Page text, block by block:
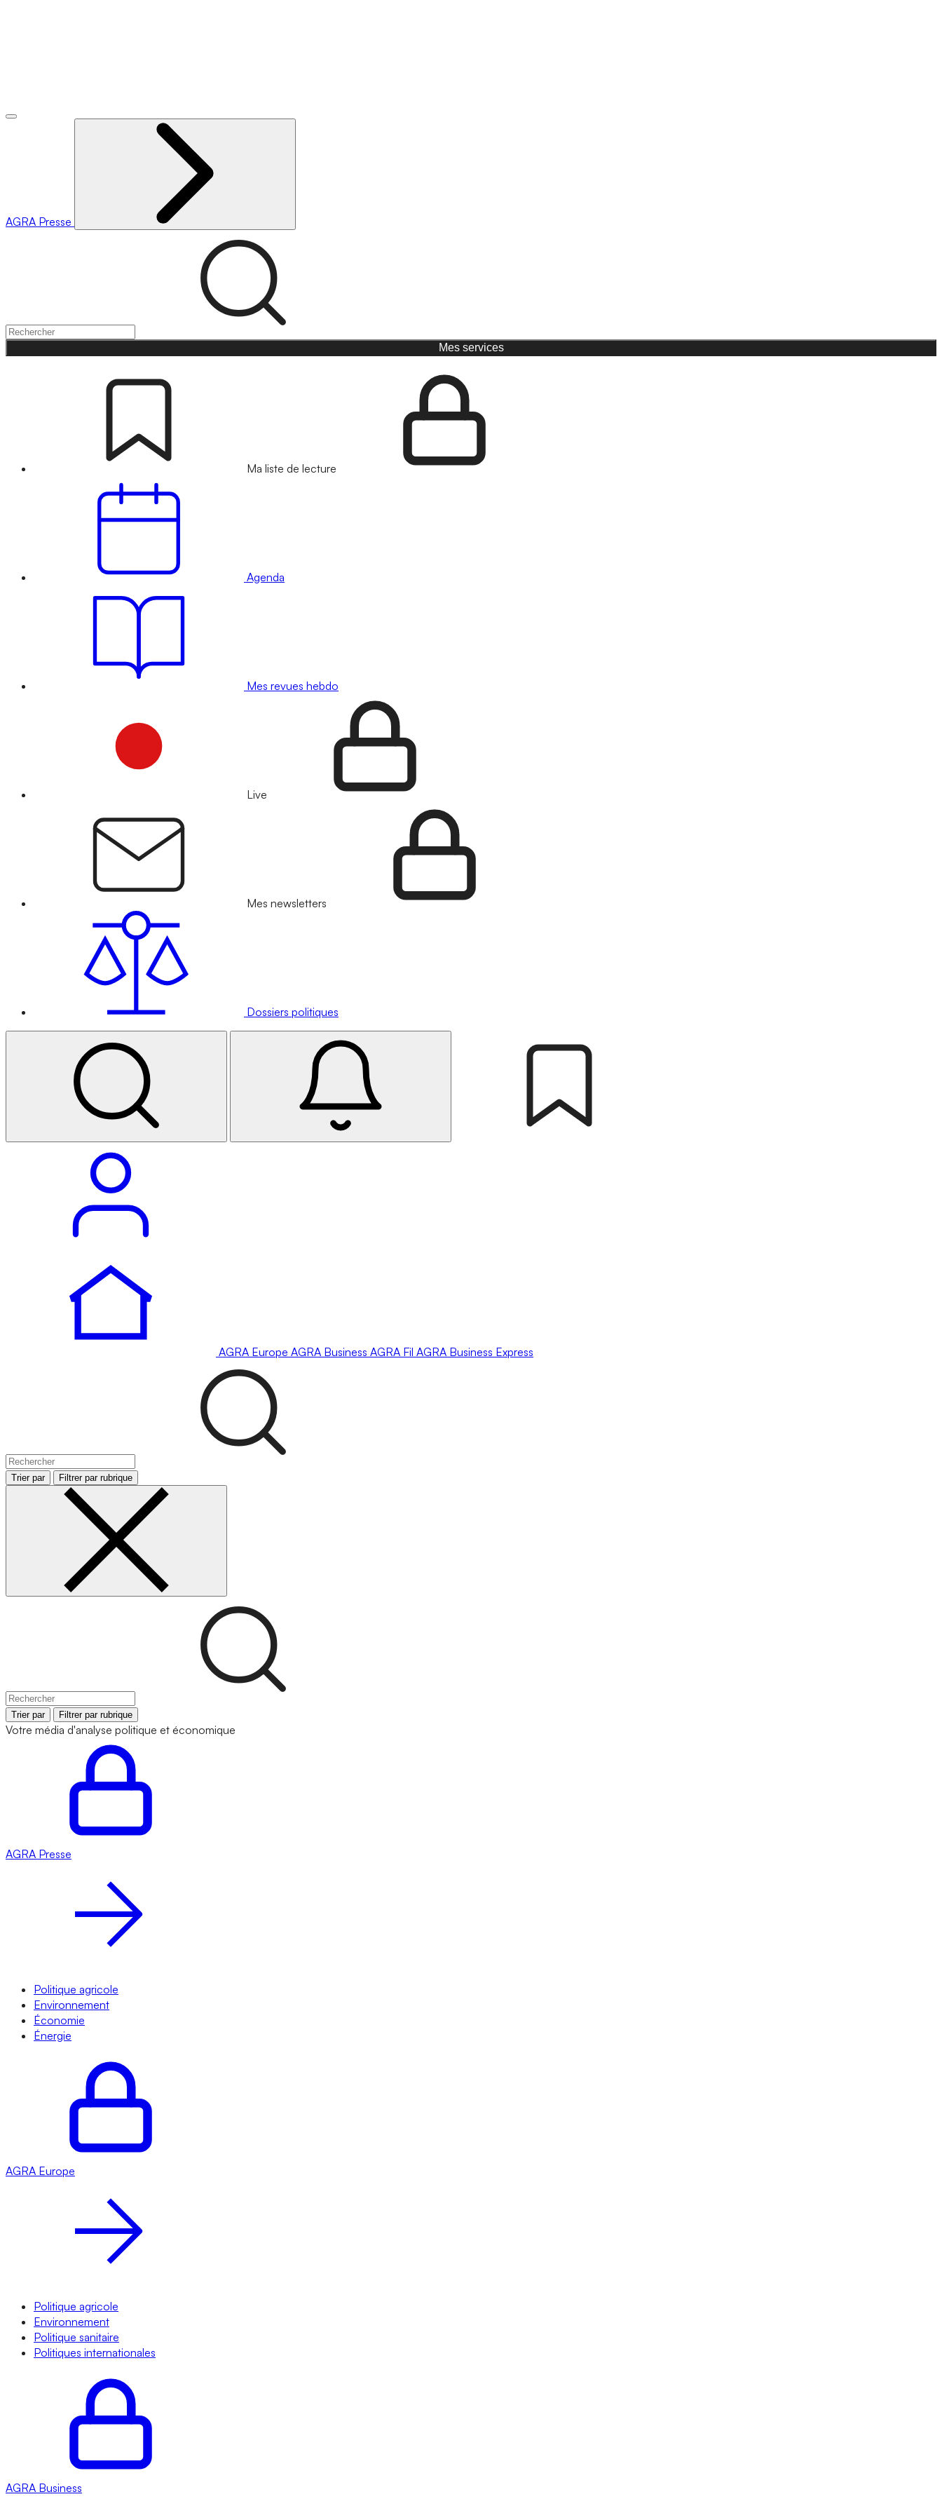
AGRA Presse
Mes services
Ma liste de lecture
Agenda
Mes revues hebdo
Live
Mes newsletters
Dossiers politiques
AGRA Europe AGRA Business AGRA Fil AGRA Business Express
Trier par Filtrer par rubrique
Trier par Filtrer par rubrique
Votre média d'analyse politique et économique
AGRA Presse
Politique agricole
Environnement
Économie
Énergie
AGRA Europe
Politique agricole
Environnement
Politique sanitaire
Politiques internationales
AGRA Business